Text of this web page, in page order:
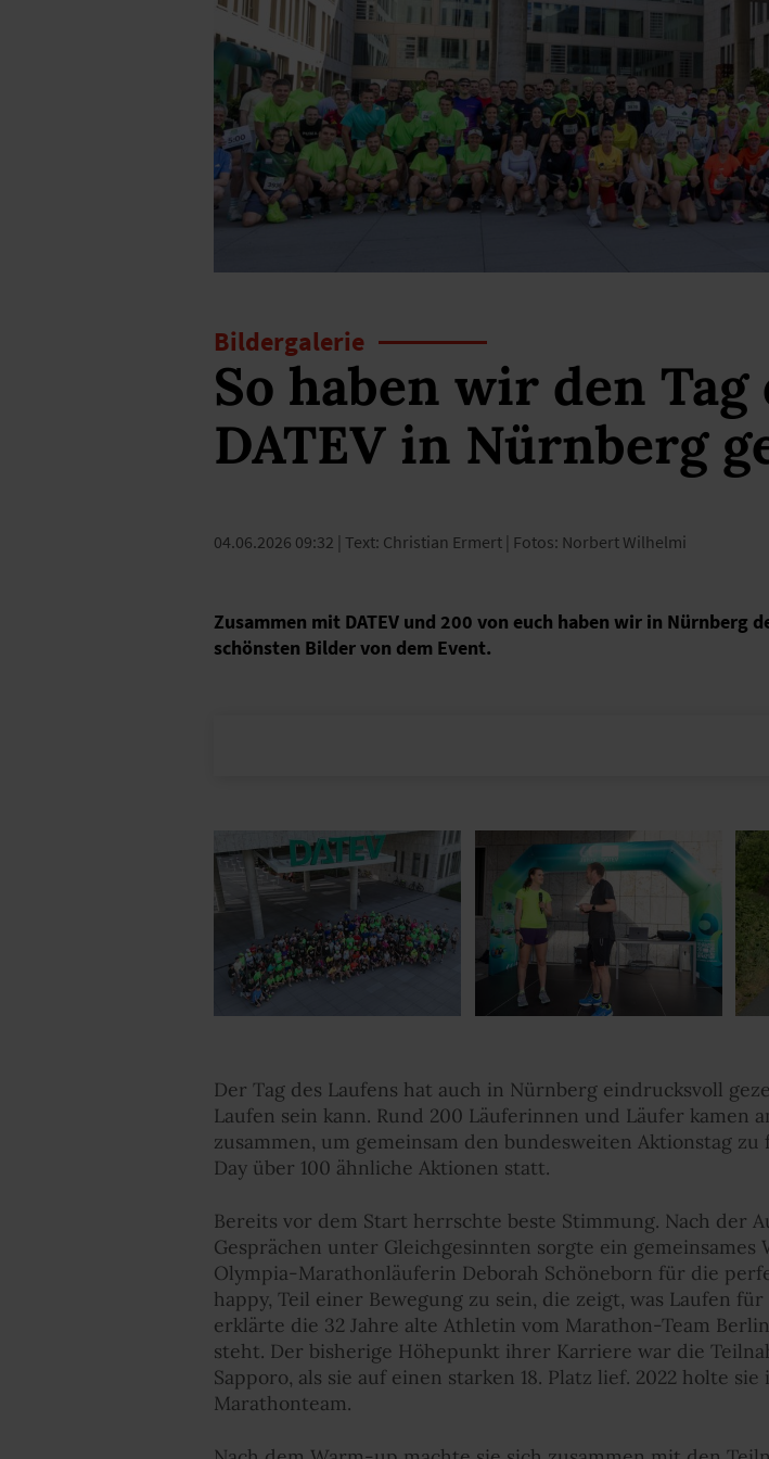
Bildergalerie
So haben wir den
DATEV in Nürnberg
04.06.2026 09:32 | Text: Christian Ermert | Fotos: Norbert Wilhelmi
Zusammen mit DATEV und 200 von euch haben wir in Nürnberg
schönsten Bilder von dem Event.
Der Tag des Laufens hat auch in Nürnberg eindrucksvoll
Laufen sein kann. Rund 200 Läuferinnen und Läufer kamen
zusammen, um gemeinsam den bundesweiten Aktionstag
Day über 100 ähnliche Aktionen statt.
Bereits vor dem Start herrschte beste Stimmung. Nach der
Gesprächen unter Gleichgesinnten sorgte ein
Olympia-Marathonläuferin Deborah Schöneborn für die
happy, Teil einer Bewegung zu sein, die zeigt, was Laufen
erklärte die 32 Jahre alte Athletin vom Marathon-Team
steht. Der bisherige Höhepunkt ihrer Karriere war die
Sapporo, als sie auf einen starken 18. Platz lief. 2022 holte
Marathonteam.